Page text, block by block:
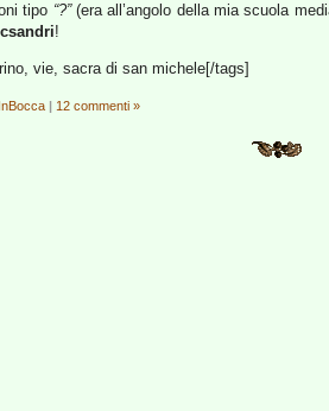
tipo “?”(era all’angolo della mia scuola
!
vie, sacra di san michele[/tags]
| 12 commenti »